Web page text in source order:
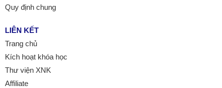
Quy định chung
LIÊN KẾT
Trang chủ
Kích hoạt khóa học
Thư viện XNK
Affiliate